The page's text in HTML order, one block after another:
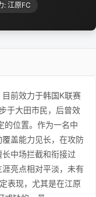
: 江原FC
前效力于韩国K联赛
于大田市民，后曾效
的位置。作为一名中
盖能力见长，在攻防
中场拦截和衔接过
亮点相对平淡，未有
表现，尤其是在江原